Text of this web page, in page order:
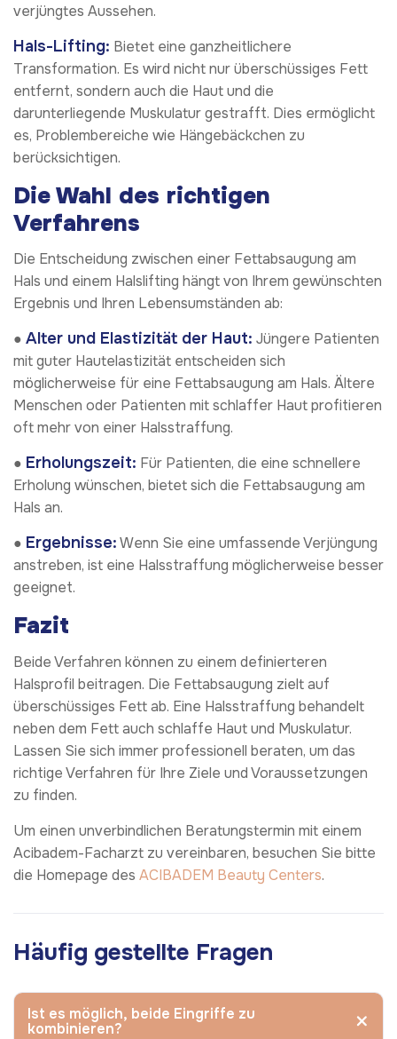
verjüngtes Aussehen.
Hals-Lifting: Bietet eine ganzheitlichere
Transformation. Es wird nicht nur überschüssiges Fett
entfernt, sondern auch die Haut und die
darunterliegende Muskulatur gestrafft. Dies ermöglicht
es, Problembereiche wie Hängebäckchen zu
berücksichtigen.
Die Wahl des richtigen
Verfahrens
Die Entscheidung zwischen einer Fettabsaugung am
Hals und einem Halslifting hängt von Ihrem gewünschten
Ergebnis und Ihren Lebensumständen ab:
● Alter und Elastizität der Haut: Jüngere Patienten
mit guter Hautelastizität entscheiden sich
möglicherweise für eine Fettabsaugung am Hals. Ältere
Menschen oder Patienten mit schlaffer Haut profitieren
oft mehr von einer Halsstraffung.
● Erholungszeit: Für Patienten, die eine schnellere
Erholung wünschen, bietet sich die Fettabsaugung am
Hals an.
● Ergebnisse:Wenn Sie eine umfassende Verjüngung
anstreben, ist eine Halsstraffung möglicherweise besser
geeignet.
Fazit
Beide Verfahren können zu einem definierteren
Halsprofil beitragen. Die Fettabsaugung zielt auf
überschüssiges Fett ab. Eine Halsstraffung behandelt
neben dem Fett auch schlaffe Haut und Muskulatur.
Lassen Sie sich immer professionell beraten, um das
richtige Verfahren für Ihre Ziele und Voraussetzungen
zu finden.
Um einen unverbindlichen Beratungstermin mit einem
Acibadem-Facharzt zu vereinbaren, besuchen Sie bitte
die Homepage des ACIBADEM Beauty Centers.
Häufig gestellte Fragen
Ist es möglich, beide Eingriffe zu
kombinieren?